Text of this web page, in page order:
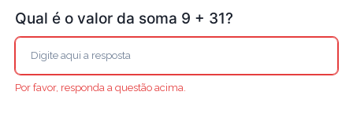
Qual é o valor da soma 9 + 31?
Por favor, responda a questão acima.